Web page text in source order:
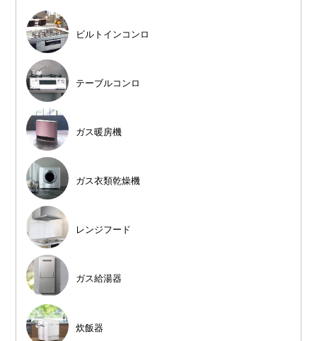
ビルトインコンロ
テーブルコンロ
ガス暖房機
ガス衣類乾燥機
レンジフード
ガス給湯器
炊飯器